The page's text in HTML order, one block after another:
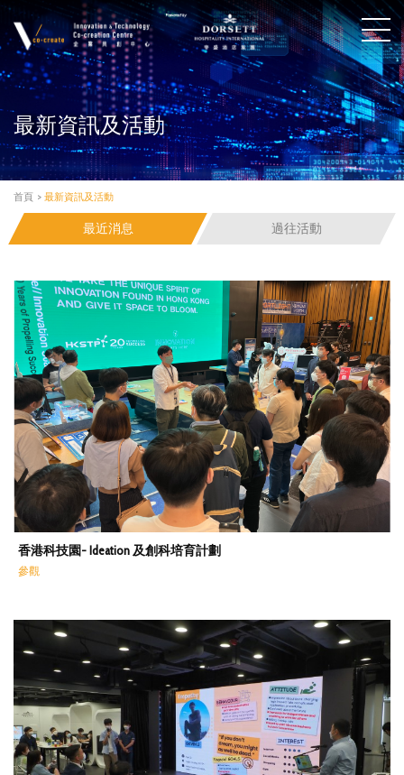
最新資訊及活動
首頁 > 最新資訊及活動
最近消息 過往活動
香港科技園- Ideation 及創科培育計劃
參觀